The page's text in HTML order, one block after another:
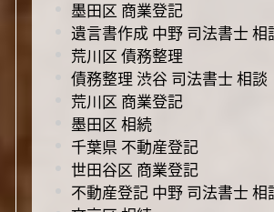
墨田区 商業登記
遺言書作成 中野 司法書士 相
荒川区 債務整理
債務整理 渋谷 司法書士 相談
荒川区 商業登記
墨田区 相続
千葉県 不動産登記
世田谷区 商業登記
不動産登記 中野 司法書士 相